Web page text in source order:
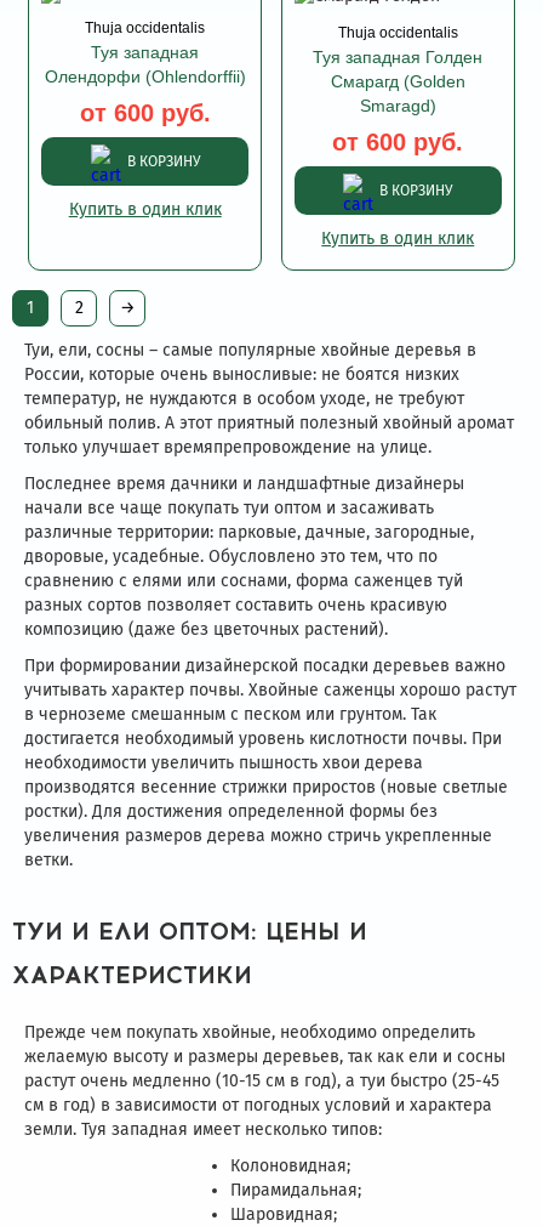
Туи, ели, сосны – самые популярные хвойные деревья в
России, которые очень выносливые: не боятся низких
температур, не нуждаются в особом уходе, не требуют
обильный полив. А этот приятный полезный хвойный аромат
только улучшает времяпрепровождение на улице.
Thuja occidentalis
Туя западная
Олендорфи (Ohlendorffii)
от 600 руб.
В КОРЗИНУ
Купить в один клик
Thuja occidentalis
Туя западная Голден
Смарагд (Golden
Smaragd)
от 600 руб.
В КОРЗИНУ
Купить в один клик
1 2 →
Последнее время дачники и ландшафтные дизайнеры
начали все чаще покупать туи оптом и засаживать
различные территории: парковые, дачные, загородные,
дворовые, усадебные. Обусловлено это тем, что по
сравнению с елями или соснами, форма саженцев туй
разных сортов позволяет составить очень красивую
композицию (даже без цветочных растений).
При формировании дизайнерской посадки деревьев важно
учитывать характер почвы. Хвойные саженцы хорошо растут
в черноземе смешанным с песком или грунтом. Так
достигается необходимый уровень кислотности почвы. При
необходимости увеличить пышность хвои дерева
производятся весенние стрижки приростов (новые светлые
ростки). Для достижения определенной формы без
увеличения размеров дерева можно стричь укрепленные
ветки.
ТУИ И ЕЛИ ОПТОМ: ЦЕНЫ И
ХАРАКТЕРИСТИКИ
Прежде чем покупать хвойные, необходимо определить
желаемую высоту и размеры деревьев, так как ели и сосны
растут очень медленно (10-15 см в год), а туи быстро (25-45
см в год) в зависимости от погодных условий и характера
земли. Туя западная имеет несколько типов:
Колоновидная;
Пирамидальная;
Шаровидная;